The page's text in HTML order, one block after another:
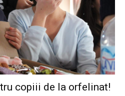
copiii de la orfelinat!